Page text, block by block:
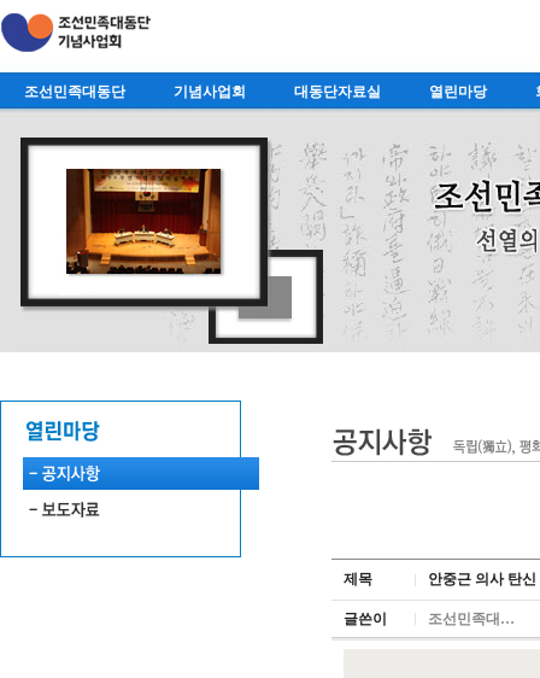
조선민족대동단 기념사업회 대동단자료실 열린마당
제목 안중근 의사 탄
글쓴이 조선민족대…